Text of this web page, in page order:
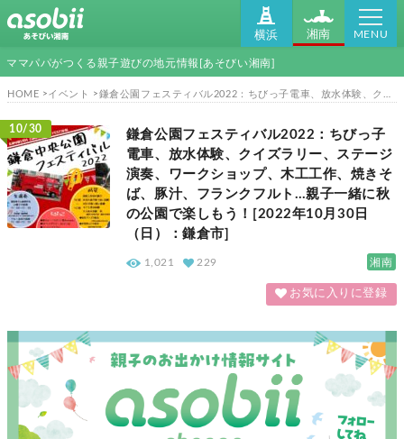
横浜 湘南 MENU
ママパパがつくる親子遊びの地元情報[あそびい湘南]
HOME イベント 鎌倉公園フェスティバル2022：ちびっ子電車、放水体験、クイズラリー、ステージ演奏、ワークショップ、木工工作、焼きそば、豚汁、フランクフルト…親子一緒に秋の公園で楽しもう！[2022年10月30日（日）：鎌倉市]
10/30
鎌倉公園フェスティバル2022：ちびっ子
電車、放水体験、クイズラリー、ステージ
演奏、ワークショップ、木工工作、焼きそ
ば、豚汁、フランクフルト…親子一緒に秋
の公園で楽しもう！[2022年10月30日
（日）：鎌倉市]
湘南
1,021 229
お気に入りに登録